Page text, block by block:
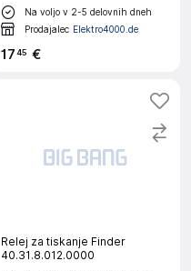
Na voljo v 2-5 delovnih dneh
Prodajalec Elektro4000.de
1745 €
Relej za tiskanje Finder
40.31.8.012.0000